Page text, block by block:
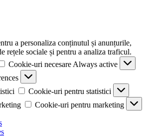
a personaliza conținutul și anunțurile,
rețele sociale și pentru a analiza traficul.
Cookie-uri necesare Always active
Cookie-uri pentru statistici
Cookie-uri pentru marketing